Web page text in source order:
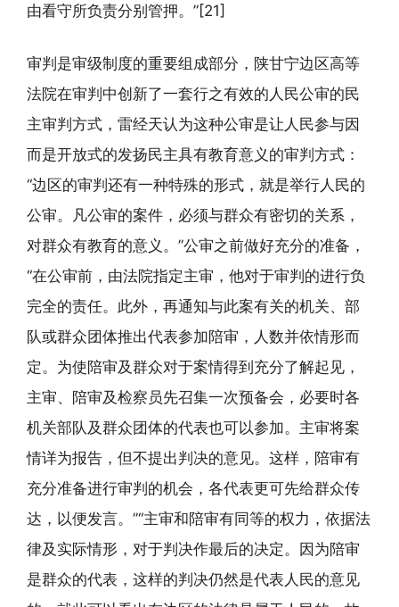
由看守所负责分别管押。”[21]
审判是审级制度的重要组成部分，陕甘宁边区高等
法院在审判中创新了一套行之有效的人民公审的民
主审判方式，雷经天认为这种公审是让人民参与因
而是开放式的发扬民主具有教育意义的审判方式：
“边区的审判还有一种特殊的形式，就是举行人民的
公审。凡公审的案件，必须与群众有密切的关系，
对群众有教育的意义。”公审之前做好充分的准备，
“在公审前，由法院指定主审，他对于审判的进行负
完全的责任。此外，再通知与此案有关的机关、部
队或群众团体推出代表参加陪审，人数并依情形而
定。为使陪审及群众对于案情得到充分了解起见，
主审、陪审及检察员先召集一次预备会，必要时各
机关部队及群众团体的代表也可以参加。主审将案
情详为报告，但不提出判决的意见。这样，陪审有
充分准备进行审判的机会，各代表更可先给群众传
达，以便发言。”“主审和陪审有同等的权力，依据法
律及实际情形，对于判决作最后的决定。因为陪审
是群众的代表，这样的判决仍然是代表人民的意见